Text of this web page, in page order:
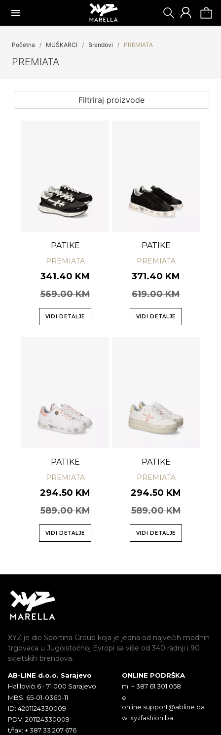
Početna MUŠKARCI Brendovi PREMIATA
PREMIATA
Filtriraj proizvode
PATIKE
PREMIATA
341.40 KM
569.00 KM
VIDI DETALJE
PATIKE
PREMIATA
371.40 KM
619.00 KM
VIDI DETALJE
PATIKE
PREMIATA
294.50 KM
589.00 KM
VIDI DETALJE
PATIKE
PREMIATA
294.50 KM
589.00 KM
VIDI DETALJE
XYZ je dio Sportina Group koja je jedna od najvećih modnih
trgovaca u Jugoistočnoj Evropi sa više od 340 radnji i 90
svjetskih brendova.
AB-LINE d.o.o. Sarajevo
Halilovići 6 - 71 000 Sarajevo
MBS: 65-01-0360-11
ID: 4201124330009
PDV: 201124330009
t/fax: + 387 33 207 676
ONLINE PODRŠKA
m: + 387 61 301 058
e:
online.support@abline.ba
w: xyzfashion.ba